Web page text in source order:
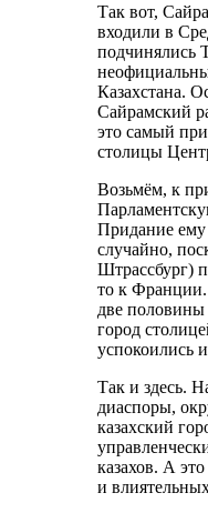
Так вот,
входили в
подчинялись
Казахстана.
Сайрамский
это самый
столицы
Возьмём, к
Придание ему
случайно,
Штрассбург)
то к Франции.
две
город
успокоились
Так и здесь.
диаспоры,
казахский
казахов. А
и